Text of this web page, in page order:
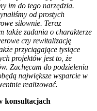
im do tego narzędzia.
od prostych
siłownie. Teraz
także zadania o charakterze
czy rewitalizację
przyciągające tysiące
projektów jest to, że
Zachęcam do podzielenia
największe wsparcie w
realizować.
konsultacjach